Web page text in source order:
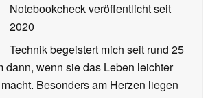
Notebookcheck veröffentlichtseit
2020
Technik begeistert mich seit rund 25
dann, wenn sie das Leben leichter
Besonders am Herzen liegen